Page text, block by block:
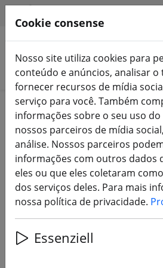
Pesquisar produtos
Home Equipamento Controlo
FrSky Taranis X9D
Horus, X12S, X10S,
X-Lite - Emissora e
3 Products
Cookie consense
Nosso site utiliza cookies para
conteúdo e anúncios, analisar o
fornecer recursos de mídia
serviço para você. Também
informações sobre o seu uso
nossos parceiros de mídia
análise. Nossos parceiros
informações com outros dados
eles ou que eles coletaram
dos serviços deles. Para mais
nossa política de privacidade.
Essenziell